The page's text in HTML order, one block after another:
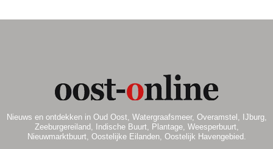
Nieuws en ontdekken in Oud Oost, Watergraafsmeer, Overamstel, IJburg,
Zeeburgereiland, Indische Buurt, Plantage, Weesperbuurt,
Nieuwmarktbuurt, Oostelijke Eilanden, Oostelijk Havengebied.